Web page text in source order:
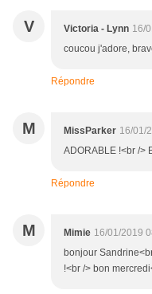
V Victoria - Lynn 16/
coucou j'adore,
Répondre
M MissParker 16/01/
ADORABLE !<br />
Répondre
M Mimie 16/01/2019
bonjour
!<br /> bon